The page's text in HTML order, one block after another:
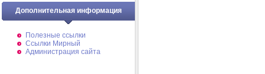
Дополнительная информация
Полезные ссылки
Ссылки Мирный
Администрация сайта